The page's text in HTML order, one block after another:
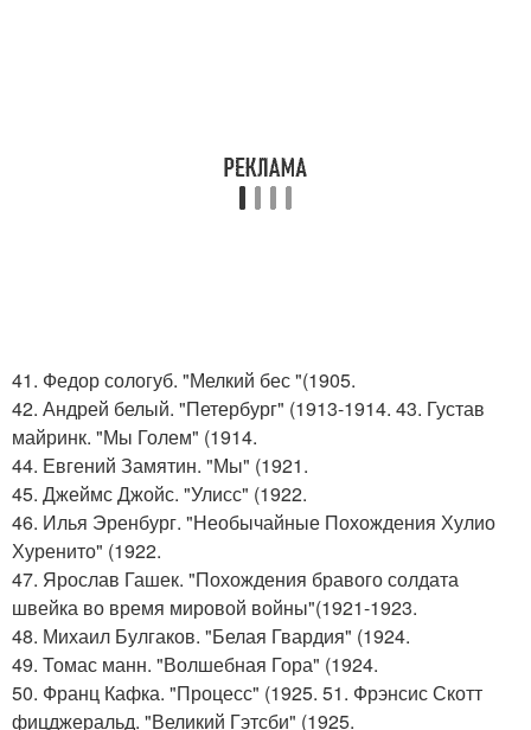
41. Федор сологуб. "Мелкий бес "(1905.
42. Андрей белый. "Петербург" (1913-1914. 43. Густав
майринк. "Мы Голем" (1914.
44. Евгений Замятин. "Мы" (1921.
45. Джеймс Джойс. "Улисс" (1922.
46. Илья Эренбург. "Необычайные Похождения Хулио
Хуренито" (1922.
47. Ярослав Гашек. "Похождения бравого солдата
швейка во время мировой войны"(1921-1923.
48. Михаил Булгаков. "Белая Гвардия" (1924.
49. Томас манн. "Волшебная Гора" (1924.
50. Франц Кафка. "Процесс" (1925. 51. Фрэнсис Скотт
фицджеральд. "Великий Гэтсби" (1925.